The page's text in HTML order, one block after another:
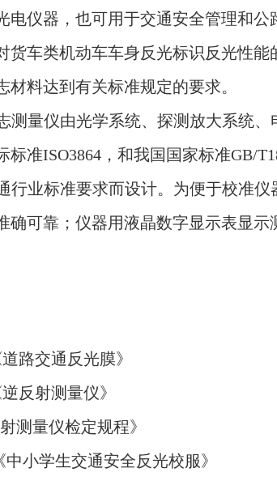
电仪器，也可用于交通安全管理和
货车类机动车车身反光标识反光性
料达到有关标准规定的要求。
测量仪由光学系统、探测放大系统
标准ISO3864，和我国国家标准GB/
行业标准要求而设计。为便于校准
确可靠；仪器用液晶数字显示表显
路交通反光膜》
反射测量仪》
测量仪检定规程》
中小学生交通安全反光校服》